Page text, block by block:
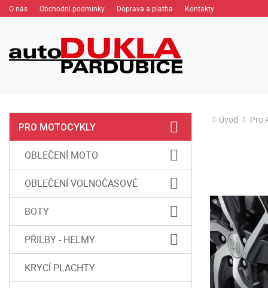
O nás Obchodní podmínky Doprava a platba Kontakty
PRO MOTOCYKLY
OBLEČENÍ MOTO
OBLEČENÍ VOLNOČASOVÉ
BOTY
PŘILBY - HELMY
KRYCÍ PLACHTY
Úvod Pro